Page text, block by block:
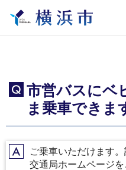
Q
市営バスにベ
ま乗車できま
Aご乗車いただけます
交通局ホームページを